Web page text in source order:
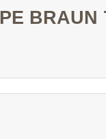
BRAUN